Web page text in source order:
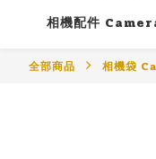
相機配件
全部商品 相機袋